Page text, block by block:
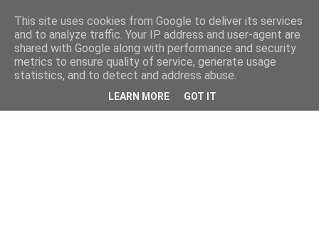
This site uses cookies from Google to deliver its services
and to analyze traffic. Your IP address and user-agent are
shared with Google along with performance and security
metrics to ensure quality of service, generate usage
statistics, and to detect and address abuse.
LEARN MORE GOT IT